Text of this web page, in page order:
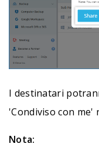
I destinatari
'Condiviso con me'
Nota: